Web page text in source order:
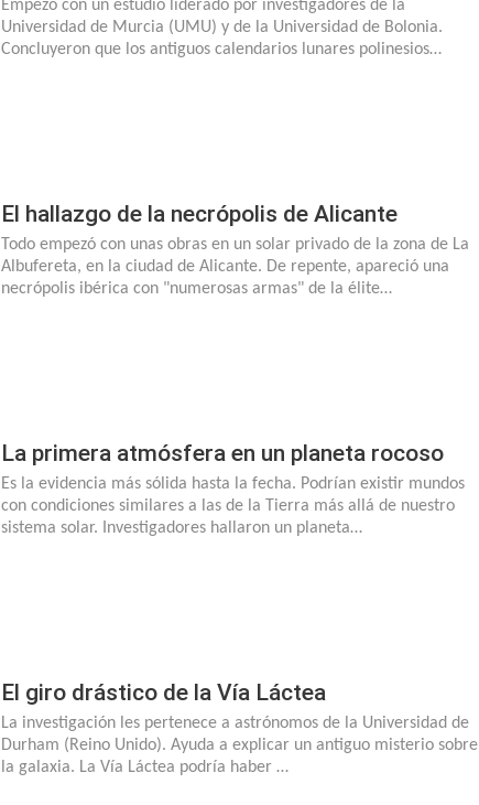
Empezó con un estudio liderado por investigadores de la
Universidad de Murcia (UMU) y de la Universidad de Bolonia.
Concluyeron que los antiguos calendarios lunares polinesios…
El hallazgo de la necrópolis de Alicante
Todo empezó con unas obras en un solar privado de la zona de La
Albufereta, en la ciudad de Alicante. De repente, apareció una
necrópolis ibérica con "numerosas armas" de la élite…
La primera atmósfera en un planeta rocoso
Es la evidencia más sólida hasta la fecha. Podrían existir mundos
con condiciones similares a las de la Tierra más allá de nuestro
sistema solar. Investigadores hallaron un planeta…
El giro drástico de la Vía Láctea
La investigación les pertenece a astrónomos de la Universidad de
Durham (Reino Unido). Ayuda a explicar un antiguo misterio sobre
la galaxia. La Vía Láctea podría haber …